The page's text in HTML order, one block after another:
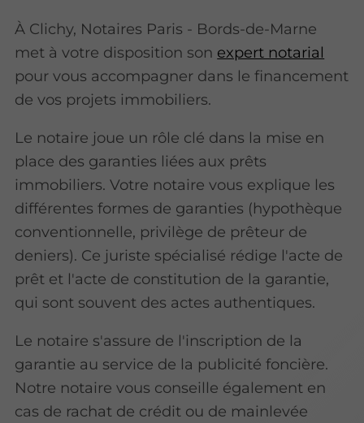
À Clichy, Notaires Paris - Bords-de-Marne
met à votre disposition son expert notarial
pour vous accompagner dans le financement
de vos projets immobiliers.
Le notaire joue un rôle clé dans la mise en
place des garanties liées aux prêts
immobiliers. Votre notaire vous explique les
différentes formes de garanties (hypothèque
conventionnelle, privilège de prêteur de
deniers). Ce juriste spécialisé rédige l'acte de
prêt et l'acte de constitution de la garantie,
qui sont souvent des actes authentiques.
Le notaire s'assure de l'inscription de la
garantie au service de la publicité foncière.
Notre notaire vous conseille également en
cas de rachat de crédit ou de mainlevée